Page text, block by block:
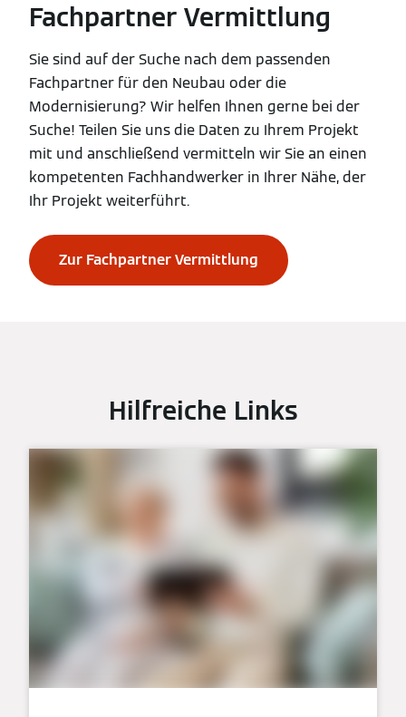
Fachpartner Vermittlung
Sie sind auf der Suche nach dem passenden
Fachpartner für den Neubau oder die
Modernisierung? Wir helfen Ihnen gerne bei der
Suche! Teilen Sie uns die Daten zu Ihrem Projekt
mit und anschließend vermitteln wir Sie an einen
kompetenten Fachhandwerker in Ihrer Nähe, der
Ihr Projekt weiterführt.
Zur Fachpartner Vermittlung
Hilfreiche Links